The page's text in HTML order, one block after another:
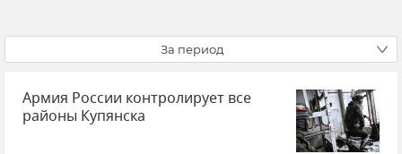
За период
Армия России контролирует все
районы Купянска